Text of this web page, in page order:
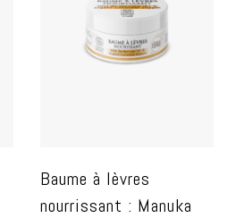
Baume à lèvres
nourrissant : Manuka